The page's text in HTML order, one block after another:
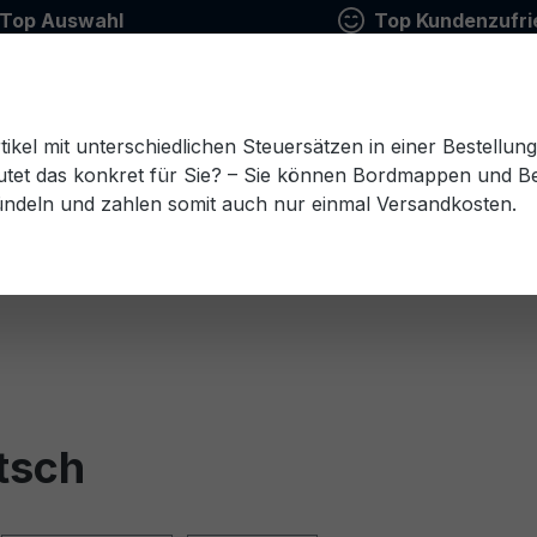
Top Auswahl Top
Estnisch Finnisch Französisch Griechisch
mit unterschiedlichen Steuersätzen in einer
das konkret für Sie? – Sie können Bordmappen und
und zahlen somit auch nur einmal Versandkosten.